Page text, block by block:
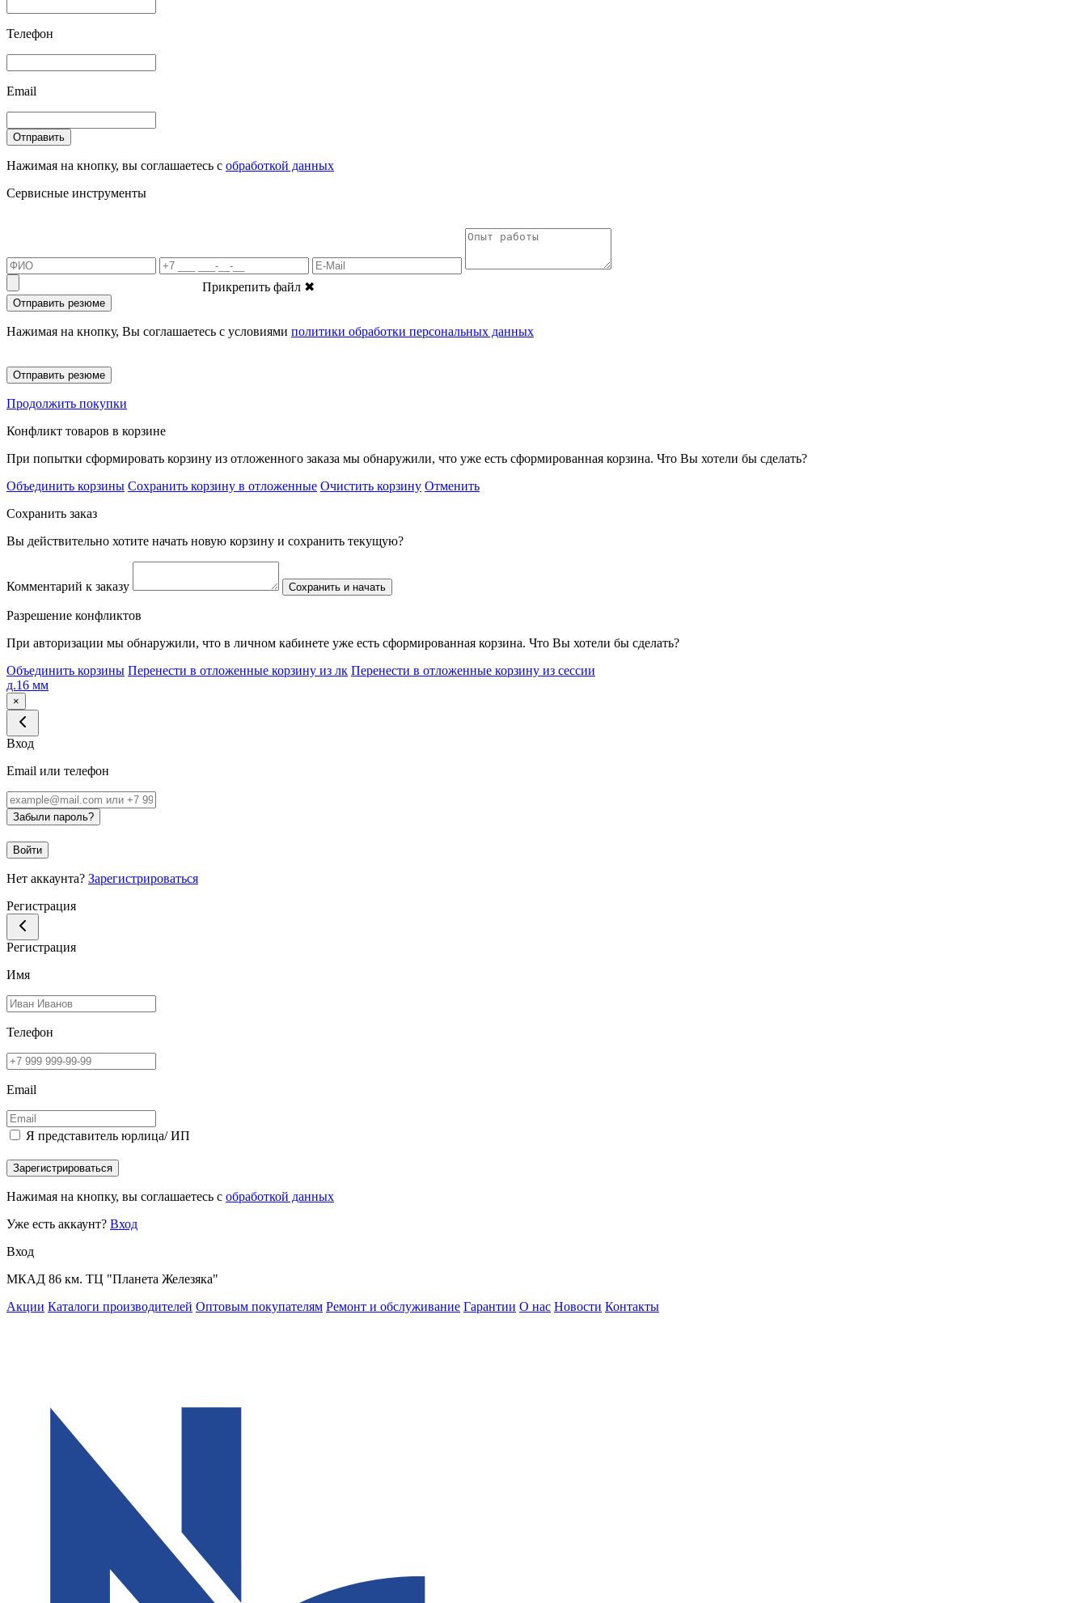
Телефон
Email
Отправить
Нажимая на кнопку, вы соглашаетесь с обработкой данных
Сервисные инструменты
Прикрепить файл ✖
Отправить резюме
Нажимая на кнопку, Вы соглашаетесь с условиями политики обработки персональных данных
Отправить резюме
Продолжить покупки
Конфликт товаров в корзине
При попытки сформировать корзину из отложенного заказа мы обнаружили, что уже есть сформированная корзина. Что Вы хотели бы сделать?
Объединить корзины Сохранить корзину в отложенные Очистить корзину Отменить
Сохранить заказ
Вы действительно хотите начать новую корзину и сохранить текущую?
Комментарий к заказу Сохранить и начать
Разрешение конфликтов
При авторизации мы обнаружили, что в личном кабинете уже есть сформированная корзина. Что Вы хотели бы сделать?
Объединить корзины Перенести в отложенные корзину из лк Перенести в отложенные корзину из сессии
д.16 мм
×
Вход
Email или телефон
Забыли пароль?
Войти
Нет аккаунта? Зарегистрироваться
Регистрация
Регистрация
Имя
Телефон
Email
Я представитель юрлица/ ИП
Зарегистрироваться
Нажимая на кнопку, вы соглашаетесь с обработкой данных
Уже есть аккаунт? Вход
Вход
МКАД 86 км. ТЦ "Планета Железяка"
Акции Каталоги производителей Оптовым покупателям Ремонт и обслуживание Гарантии О нас Новости Контакты